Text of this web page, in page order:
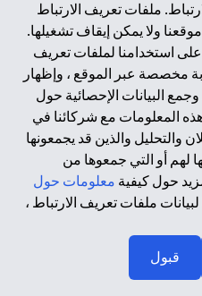
ملفات تعريف الارتباط
ولا يمكن إيقاف تشغيلها.
استخدامنا لملفات تعريف
مخصصة عبر الموقع ، وإظهار
البيانات الإحصائية حول
المعلومات مع شركائنا في
والتحليل والذين قد يجمعونها
لهم أو التي جمعوها من
حول كيفية معلومات حول
ملفات تعريف الارتباط ،
قبول
مصرف الإمارات المركزي تحت
أرقام التراخيص 202563 لفرع الوصل في دبي، 531989 لفرع مول
أبوظبي. هاتف: 4000 311 04.
المتحدة مرخص من مصرف
لبنك أجنبي.
مرخص من هيئة الأوراق المالية
والسلع في الإمارات العربية المتحدة ("SCA") للقيام بالنشاط المالي لـ أ)
بموجب ترخيص رقم
في الأسواق الدولية بموجب ترخيص